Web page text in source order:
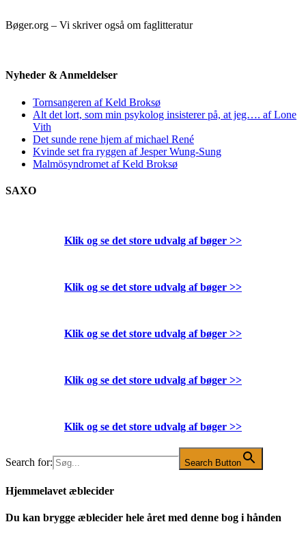
Bøger.org – Vi skriver også om faglitteratur
Nyheder & Anmeldelser
Tornsangeren af Keld Broksø
Alt det lort, som min psykolog insisterer på, at jeg…. af Lone
Vith
Det sunde rene hjem af michael René
Kvinde set fra ryggen af Jesper Wung-Sung
Malmösyndromet af Keld Broksø
SAXO
Klik og se det store udvalg af bøger >>
Klik og se det store udvalg af bøger >>
Klik og se det store udvalg af bøger >>
Klik og se det store udvalg af bøger >>
Klik og se det store udvalg af bøger >>
Search for: Search Button
Hjemmelavet æblecider
Du kan brygge æblecider hele året med denne bog i hånden